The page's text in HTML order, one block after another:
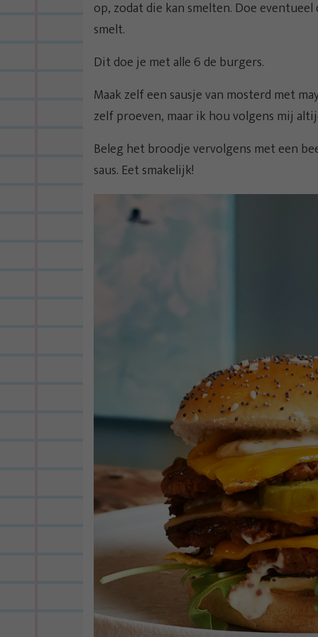
op, zodat die kan smelten. Doe
smelt.
Dit doe je met alle 6 de burgers.
Maak zelf een sausje van mosterd met
zelf proeven, maar ik hou volgens mij
Beleg het broodje vervolgens met een
saus. Eet smakelijk!